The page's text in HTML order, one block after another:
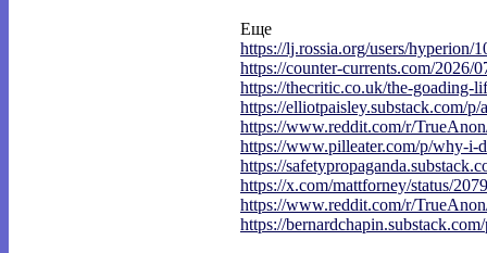
Еще
https://lj.rossia.org/users/hyperion/
https://counter-currents.com/2026/
https://thecritic.co.uk/the-goading-lif
https://elliotpaisley.substack.com/p/a
https://www.reddit.com/r/
https://www.pilleater.com/p/why-i-d
https://safetypropaganda.substack.c
https://x.com/mattforney/status/
https://www.reddit.com/r/
https://